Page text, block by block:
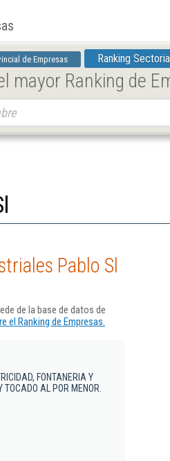
de Empresas Ranking
mayor Ranking de
Pablo Sl
de la base de datos de
el Ranking de Empresas.
FONTANERIA Y
AL POR MENOR.